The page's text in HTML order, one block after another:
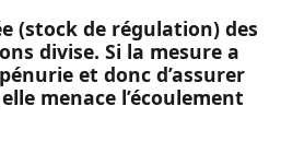
(stock de régulation) des
divise. Si la mesure a
et donc d’assurer
menace l’écoulement